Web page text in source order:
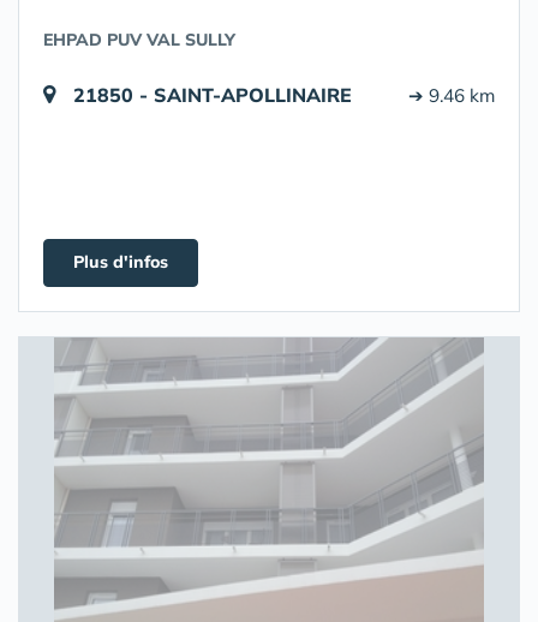
EHPAD PUV VAL SULLY
21850 - SAINT-APOLLINAIRE ➔ 9.46 km
Plus d'infos